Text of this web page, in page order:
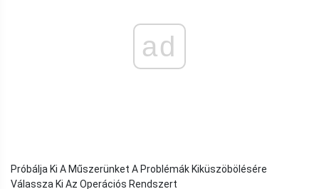
ad
Próbálja Ki A Műszerünket A Problémák Kiküszöbölésére
Válassza Ki Az Operációs Rendszert